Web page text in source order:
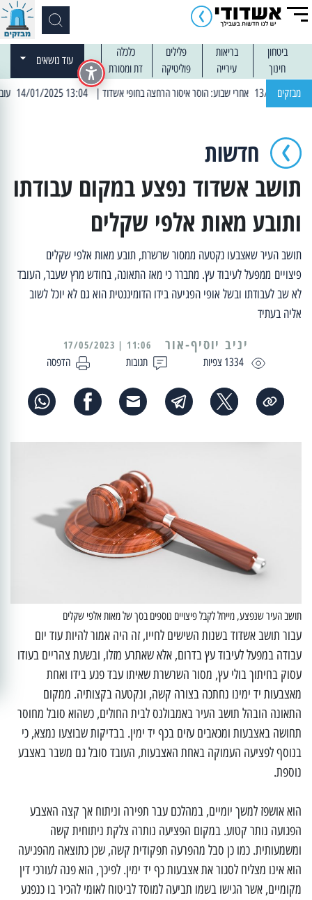
ביטחון בריאות פלילים
כלכלה
חינוך
עירייה פוליטיקה דת ומסורת
עוד נושאים
מבזקים | 13:04 14/01/2025 עובדים בלילות: עבודות קרצוף וריבוד אספלט
חדשות
תושב אשדוד נפצע במקום עבודתו
ותובע מאות אלפי שקלים
תושב העיר שאצבעו נקטעה ממסור שרשרת, תובע מאות אלפי שקלים
פיצויים ממפעל לעיבוד עץ. מתברר כי מאז התאונה, בחודש מרץ שעבר, העובד
לא שב לעבודתו ובשל אופי הפגיעה בידו הדומיננטית הוא גם לא יוכל לשוב
אליה בעתיד
1334 צפיות תגובות הדפסה
יניב יוסיף-אור 11:06 | 17/05/2023
תושב העיר שנפצע, מייחל לקבל פיצויים נוספים בסך של מאות אלפי שקלים
עבור תושב אשדוד בשנות השישים לחייו, זה היה אמור להיות עוד יום
עבודה במפעל לעיבוד עץ בדרום, אלא שאתרע מזלו, ובשעת צהריים בעודו
עסוק בחיתוך בולי עץ, מסור השרשרת שאיתו עבד פגע בידו ואחת
מאצבעות יד ימינו נחתכה בצורה קשה, ונקטעה בקצותיה. ממקום
התאונה הובהל תושב העיר באמבולנס לבית החולים, כשהוא סובל מחוסר
תחושה באצבעות ומכאבים עזים בכף יד ימין. בבדיקות שבוצעו נמצא, כי
בנוסף לפציעה העמוקה באחת האצבעות, העובד סובל גם משבר באצבע
נוספת.
הוא אושפז למשך יומיים, במהלכם עבר תפירה וניתוח אך קצה האצבע
הפגועה נותר קטוע. במקום הפציעה נותרה צלקת ניתוחית קשה
ומשמעותית. כמו כן סבל מהפרעה תפקודית קשה, שכן כתוצאה מהפגיעה
הוא אינו מצליח לסגור את אצבעות כף יד ימין. לפיכך, הוא פנה לעורכי דין
מקומיים, אשר הגישו בשמו תביעה למוסד לביטוח לאומי להכיר בו כנפגע